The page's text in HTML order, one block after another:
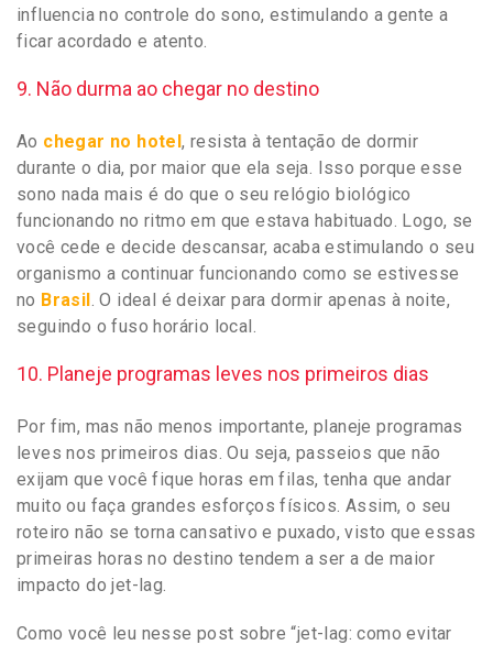
influencia no controle do sono, estimulando a gente a
ficar acordado e atento.
9. Não durma ao chegar no destino
Ao chegar no hotel, resista à tentação de dormir
durante o dia, por maior que ela seja. Isso porque esse
sono nada mais é do que o seu relógio biológico
funcionando no ritmo em que estava habituado. Logo, se
você cede e decide descansar, acaba estimulando o seu
organismo a continuar funcionando como se estivesse
no Brasil . O ideal é deixar para dormir apenas à noite,
seguindo o fuso horário local.
10. Planeje programas leves nos primeiros dias
Por fim, mas não menos importante, planeje programas
leves nos primeiros dias. Ou seja, passeios que não
exijam que você fique horas em filas, tenha que andar
muito ou faça grandes esforços físicos. Assim, o seu
roteiro não se torna cansativo e puxado, visto que essas
primeiras horas no destino tendem a ser a de maior
impacto do jet-lag.
Como você leu nesse post sobre “jet-lag: como evitar